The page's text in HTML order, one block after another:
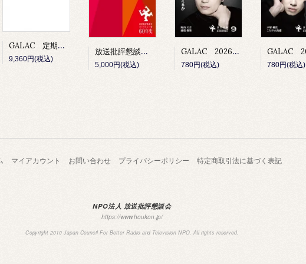
GALAC 定期購読
9,360円(税込)
放送批評懇談会 ギャラクシー賞60年史
5,000円(税込)
GALAC 2026年9月号
780円(税込) 780円(税込)
マイアカウント お問い合わせ プライバシーポリシー 特定商取引法に基づく表記
NPO法人 放送批評懇談会
https://www.houkon.jp/
Copyright 2010 Japan Council For Better Radio and Television NPO. All rights reserved.